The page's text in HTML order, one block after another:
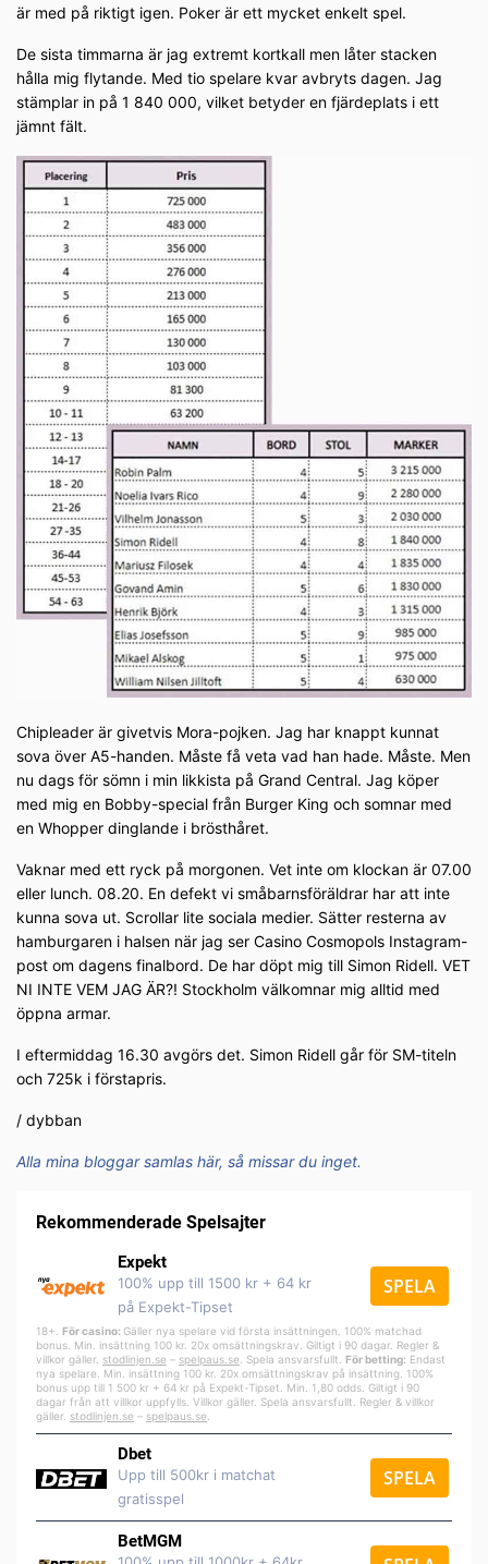
är med på riktigt igen. Poker är ett mycket enkelt spel.
De sista timmarna är jag extremt kortkall men låter stacken
hålla mig flytande. Med tio spelare kvar avbryts dagen. Jag
stämplar in på 1 840 000, vilket betyder en fjärdeplats i ett
jämnt fält.
Chipleader är givetvis Mora-pojken. Jag har knappt kunnat
sova över A5-handen. Måste få veta vad han hade. Måste. Men
nu dags för sömn i min likkista på Grand Central. Jag köper
med mig en Bobby-special från Burger King och somnar med
en Whopper dinglande i brösthåret.
Vaknar med ett ryck på morgonen. Vet inte om klockan är 07.00
eller lunch. 08.20. En defekt vi småbarnsföräldrar har att inte
kunna sova ut. Scrollar lite sociala medier. Sätter resterna av
hamburgaren i halsen när jag ser Casino Cosmopols Instagram-
post om dagens finalbord. De har döpt mig till Simon Ridell. VET
NI INTE VEM JAG ÄR?! Stockholm välkomnar mig alltid med
öppna armar.
I eftermiddag 16.30 avgörs det. Simon Ridell går för SM-titeln
och 725k i förstapris.
/ dybban
Alla mina bloggar samlas här, så missar du inget.
Rekommenderade Spelsajter
Expekt
100% upp till 1500 kr + 64 kr
på Expekt-Tipset
SPELA
18+. För casino: Gäller nya spelare vid första insättningen. 100% matchad
bonus. Min. insättning 100 kr. 20x omsättningskrav. Giltigt i 90 dagar. Regler &
villkor gäller. stodlinjen.se – spelpaus.se . Spela ansvarsfullt. För betting: Endast
nya spelare. Min. insättning 100 kr. 20x omsättningskrav på insättning. 100%
bonus upp till 1 500 kr + 64 kr på Expekt-Tipset. Min. 1,80 odds. Giltigt i 90
dagar från att villkor uppfylls. Villkor gäller. Spela ansvarsfullt. Regler & villkor
gäller. stodlinjen.se – spelpaus.se
Dbet
Upp till 500kr i matchat
gratisspel
SPELA
BetMGM